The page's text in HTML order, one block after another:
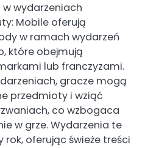
wydarzeniach
Mobile oferują
w ramach wydarzeń
które obejmują
lub franczyzami.
gracze mogą
przedmioty i wziąć
co wzbogaca
w grze. Wydarzenia te
rok, oferując świeże treści